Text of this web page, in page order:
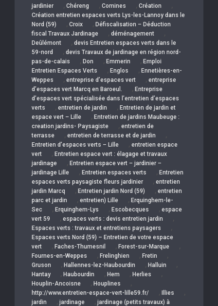
jardinier , Chéreng , Comines , Création ,
Création entretien espaces verts Lys-les-Lannoy dans le
Nord (59)
, Croix , Défiscalisation – Déduction
fiscal Travaux Jardinage
, déménagement ,
Deûlémont , devis Entretien espaces verts dans le
59-nord
, devis Travaux de jardinage en région nord-
pas-de-calais
, Don , Emmerin , Emploi
Entretien Espaces Verts
, Englos , Ennetières-en-
Weppes
, entreprise d’espaces vert , entreprise
d’espaces vert Marcq en Baroeul.
, Entreprise
d’espaces vert spécialisée dans l’entretien d’espaces
verts
, entretien de jardin , Entretien de jardin et
espace vert – Lille
, Entretien de jardins Maubeuge :
creation jardins- Paysagiste
, entretien de
terrasse
, entretien de terrasse et de jardin ,
Entretien d’espaces verts – Lille , entretien espace
vert
, Entretien espace vert : élagage et travaux
jardinage
, Entretien espace vert – jardinier –
jardinage Lille
, Entretien espaces verts , Entretien
espaces verts paysagiste fleurs jardinier
, entretien
jardin Marcq
, Entretien jardin Nord (59) , entretien
parc et jardin
, entretien) Lille , Erquinghem-le-
Sec
, Erquinghem-Lys , Escobecques , espace
vert 59
, espaces verts : devis entretien jardin ,
Espaces verts : travaux et entretiens paysagers ,
Espaces verts Nord (59) – Entretien de votre espace
vert
, Faches-Thumesnil , Forest-sur-Marque ,
Fournes-en-Weppes , Frelinghien , Fretin ,
Gruson , Hallennes-lez-Haubourdin , Halluin ,
Hantay , Haubourdin , Hem , Herlies ,
Houplin-Ancoisne , Houplines ,
http://www.entretien-espace-vert-lille59.fr/ , Illies ,
jardin , jardinage , jardinage (petits travaux) à